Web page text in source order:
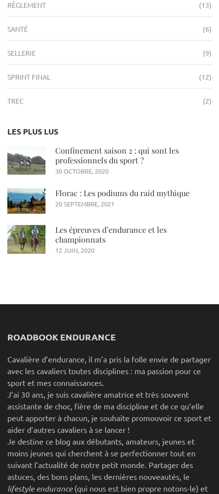
RÈGLEMENT (13)
SANTÉ (6)
SELLERIE (9)
SPRINT FINAL (12)
TREC (2)
LES PLUS LUS
Confinement saison 2 : qui sont les
professionnels du sport ?
30 OCTOBRE, 2020
Florac : Les podiums du raid mythique
20 SEPTEMBRE, 2021
Les épreuves d’endurance et les
championnats
12 JUIN, 2020
ROADBOOK ENDURANCE
Cavalière d’endurance, il m’a pris la folle envie de partager
avec les cavaliers toutes disciplines : ma passion pour ce
sport et mes connaissances.
J’ai 30 ans, je suis cavalière amatrice et très souvent
assistante de choc, fière de ma discipline et de ce qu’elle
peut apporter à chacun, je souhaite promouvoir ce sport et
aider d’autres cavaliers à se lancer !
Je destine ce blog aux débutants, amateurs, jeunes et
moins jeunes qui cherchent à se perfectionner tout en
suivant l’actualité de notre petit monde. Partager des
astuces, des bons plans, les dernières nouveautés, le
lifestyle endurance(qui nous est bien propre notons-le) et